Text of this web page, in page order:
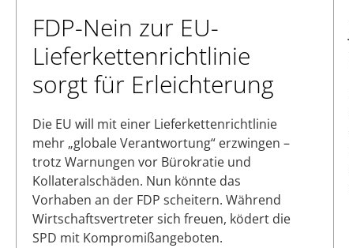
FDP-Nein zur EU-
Lieferkettenrichtlinie
sorgt für Erleichterung
Die EU will mit einer Lieferkettenrichtlinie
mehr „globale Verantwortung“ erzwingen –
trotz Warnungen vor Bürokratie und
Kollateralschäden. Nun könnte das
Vorhaben an der FDP scheitern. Während
Wirtschaftsvertreter sich freuen, ködert die
SPD mit Kompromißangeboten.